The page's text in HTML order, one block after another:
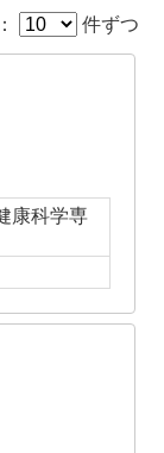
件ずつ
康科学専